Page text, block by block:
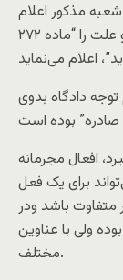
شعبه مذکور اعلام
می‌کند اعاده دادرسی پرونده را مردود می‌داند و علت را “ماده ۲۷۲
دادگاه بدوی
افعال مجرمانه
برای یک فعل
متفاوت باشد ودر
ولی با عناوین
مختلف.